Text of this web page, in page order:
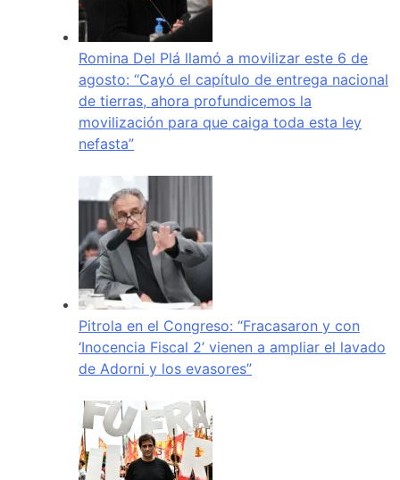
Romina Del Plá llamó a movilizar este 6 de
agosto: “Cayó el capítulo de entrega nacional
de tierras, ahora profundicemos la
movilización para que caiga toda esta ley
nefasta”
Pitrola en el Congreso: “Fracasaron y con
‘Inocencia Fiscal 2’ vienen a ampliar el lavado
de Adorni y los evasores”